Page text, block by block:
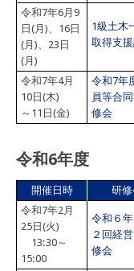
令和7年6月9
日(月)、16日
(月)、23日
(月)
1級土木
取得支
令和7年4月
10日(木)
～11日(金)
令和7年
員等合
修会
令和6年度
開催日時 研修
令和7年2月
25日(火)
13:30～
15:00
令和６
２回経
修会